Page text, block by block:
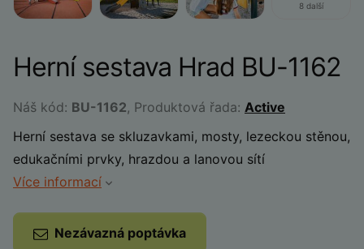
8 další
Herní sestava Hrad BU-1162
Náš kód: BU-1162, Produktová řada: Active
Herní sestava se skluzavkami, mosty, lezeckou stěnou,
edukačními prvky, hrazdou a lanovou sítí
Více informací
Nezávazná poptávka